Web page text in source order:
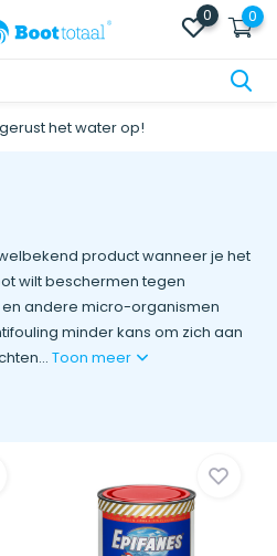
0 0
het water op!
product wanneer je het
wilt beschermen tegen
andere micro-organismen
minder kans om zich aan
Toon meer